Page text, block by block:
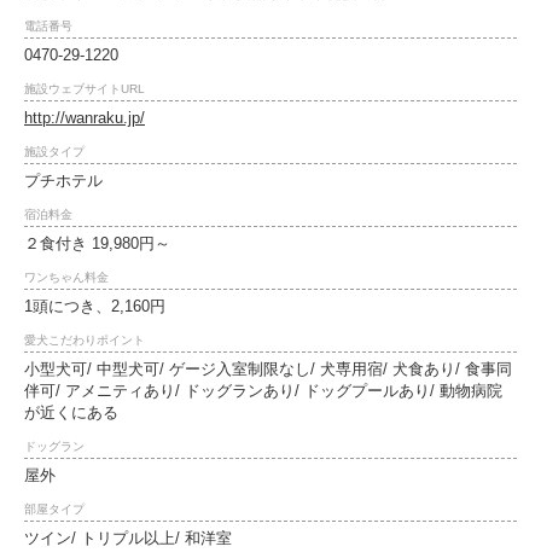
電話番号
0470-29-1220
施設ウェブサイトURL
http://wanraku.jp/
施設タイプ
プチホテル
宿泊料金
２食付き 19,980円～
ワンちゃん料金
1頭につき、2,160円
愛犬こだわりポイント
小型犬可/ 中型犬可/ ゲージ入室制限なし/ 犬専用宿/ 犬食あり/ 食事同
伴可/ アメニティあり/ ドッグランあり/ ドッグプールあり/ 動物病院
が近くにある
ドッグラン
屋外
部屋タイプ
ツイン/ トリプル以上/ 和洋室